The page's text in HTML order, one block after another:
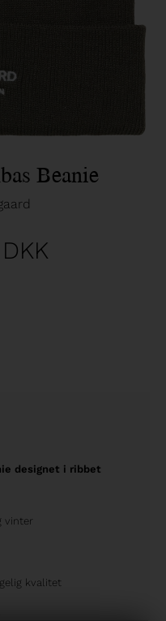
Beanie
DKK
designet i ribbet
vinter
kvalitet